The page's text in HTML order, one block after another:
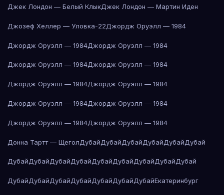
Джек Лондон — Белый КлыкДжек Лондон — Мартин Иден
Джозеф Хеллер — Уловка-22Джордж Оруэлл — 1984
Джордж Оруэлл — 1984Джордж Оруэлл — 1984
Джордж Оруэлл — 1984Джордж Оруэлл — 1984
Джордж Оруэлл — 1984Джордж Оруэлл — 1984
Джордж Оруэлл — 1984Джордж Оруэлл — 1984
Джордж Оруэлл — 1984Джордж Оруэлл — 1984
Донна Тартт — ЩеголДубайДубайДубайДубайДубайДубай
ДубайДубайДубайДубайДубайДубайДубайДубайДубай
ДубайДубайДубайДубайДубайДубайДубайЕкатеринбург